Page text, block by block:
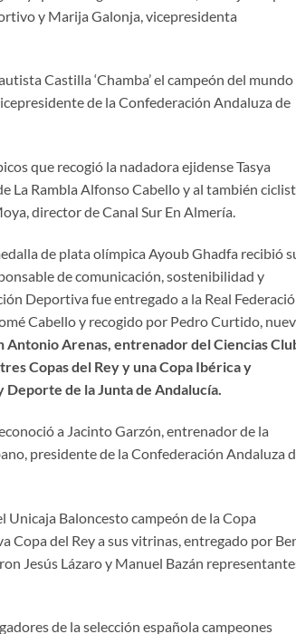
y Marija Galonja, vicepresidenta
Castilla ‘Chamba’ el campeón del mundo
de la Confederación Andaluza de
que recogió la nadadora ejidense Tasya
La Rambla Alfonso Cabello y al también
director de Canal Sur En Almería.
de plata olímpica Ayoub Ghadfa recibió
de comunicación, sostenibilidad y
Deportiva fue entregado a la Real
Cabello y recogido por Pedro Curtido,
Antonio Arenas, entrenador del Ciencias
Copas del Rey y una Copa Ibérica y
de la Junta de Andalucía.
a Jacinto Garzón, entrenador de la
presidente de la Confederación Andaluza
Unicaja Baloncesto campeón de la Copa
Copa del Rey a sus vitrinas, entregado por
Jesús Lázaro y Manuel Bazán
de la selección española campeones